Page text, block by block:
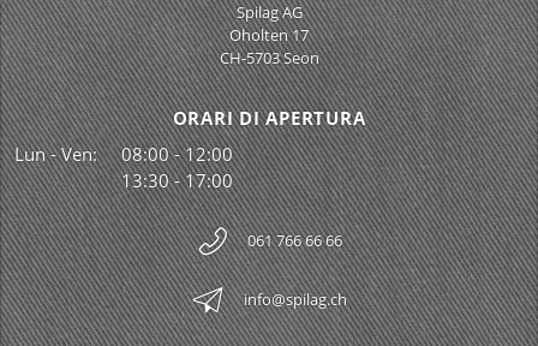
Spilag AG
Oholten 17
CH-5703 Seon
ORARI DI APERTURA
Lun - Ven:
08:00 - 12:00
13:30 - 17:00
061 766 66 66
info@spilag.ch